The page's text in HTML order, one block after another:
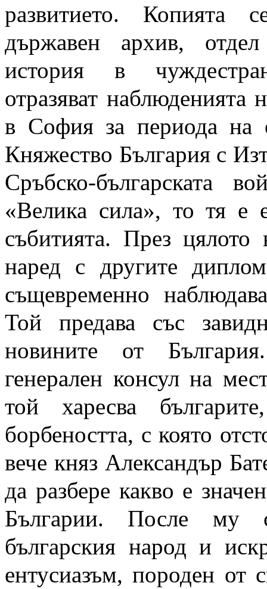
развитието. Копията
държавен архив,
история в
отразяват наблюденията
в София за периода на
Княжество България с
Сръбско-българската
«Велика сила», то тя е
събитията. През цялото
наред с другите
същевременно
Той предава със
новините от
генерален консул на
той харесва
борбеността, с която
вече княз Александър
да разбере какво е
Българии. После му
българския народ и
ентусиазъм, породен от